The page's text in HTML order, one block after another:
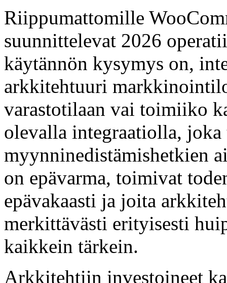
Riippumattomille
suunnittelevat 2026
käytännön kysymys on,
arkkitehtuuri
varastotilaan vai toimiiko
olevalla integraatiolla,
myynninedistämishetkien
on epävarma, toimivat
epävakaasti ja joita
merkittävästi erityisesti
kaikkein tärkein.
Arkkitehtiin investoineet